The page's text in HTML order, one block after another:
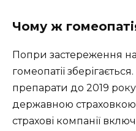
Чому ж
Попри застереження
гомеопатії
препарати до 2019
державною
страхові компанії